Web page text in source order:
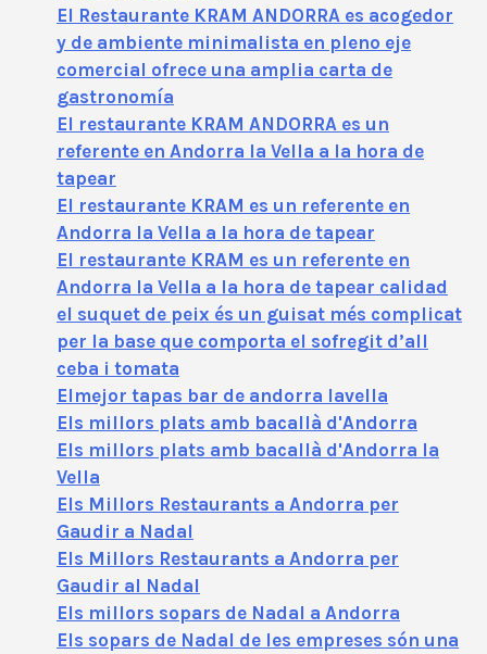
El Restaurante KRAM ANDORRA es acogedor
y de ambiente minimalista en pleno eje
comercial ofrece una amplia carta de
gastronomía
El restaurante KRAM ANDORRA es un
referente en Andorra la Vella a la hora de
tapear
El restaurante KRAM es un referente en
Andorra la Vella a la hora de tapear
El restaurante KRAM es un referente en
Andorra la Vella a la hora de tapear calidad
el suquet de peix és un guisat més complicat
per la base que comporta el sofregit d’all
ceba i tomata
Elmejor tapas bar de andorra lavella
Els millors plats amb bacallà d'Andorra
Els millors plats amb bacallà d'Andorra la
Vella
Els Millors Restaurants a Andorra per
Gaudir a Nadal
Els Millors Restaurants a Andorra per
Gaudir al Nadal
Els millors sopars de Nadal a Andorra
Els sopars de Nadal de les empreses són una